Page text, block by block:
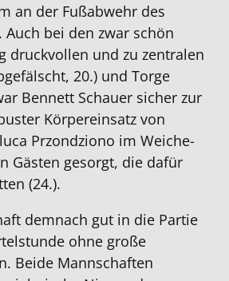
an der Fußabwehr des
Auch bei den zwar schön
druckvollen und zu zentralen
20.) und Torge
Bennett Schauer sicher zur
Körpereinsatz von
Przondziono im Weiche-
Gästen gesorgt, die dafür
(24.).
demnach gut in die Partie
ohne große
Beide Mannschaften